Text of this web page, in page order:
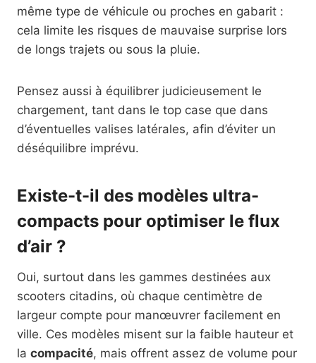
même type de véhicule ou proches en gabarit :
cela limite les risques de mauvaise surprise lors
de longs trajets ou sous la pluie.
Pensez aussi à équilibrer judicieusement le
chargement, tant dans le top case que dans
d’éventuelles valises latérales, afin d’éviter un
déséquilibre imprévu.
Existe-t-il des modèles ultra-
compacts pour optimiser le flux
d’air ?
Oui, surtout dans les gammes destinées aux
scooters citadins, où chaque centimètre de
largeur compte pour manœuvrer facilement en
ville. Ces modèles misent sur la faible hauteur et
la compacité, mais offrent assez de volume pour